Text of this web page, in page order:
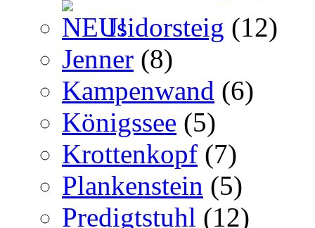
Isidorsteig (12)
Jenner (8)
Kampenwand (6)
Königssee (5)
Krottenkopf (7)
Plankenstein (5)
Predigtstuhl (12)